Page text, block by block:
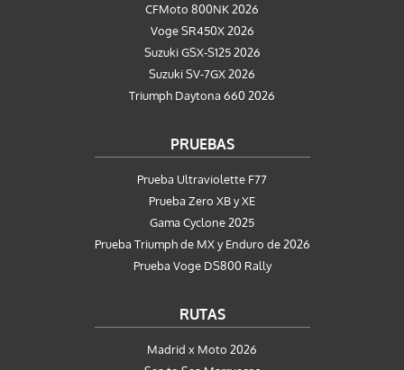
CFMoto 800NK 2026
Voge SR450X 2026
Suzuki GSX-S125 2026
Suzuki SV-7GX 2026
Triumph Daytona 660 2026
PRUEBAS
Prueba Ultraviolette F77
Prueba Zero XB y XE
Gama Cyclone 2025
Prueba Triumph de MX y Enduro de 2026
Prueba Voge DS800 Rally
RUTAS
Madrid x Moto 2026